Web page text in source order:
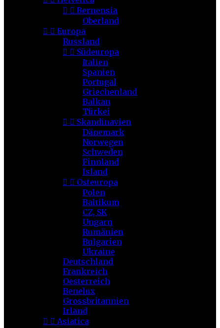
  Bernensia
Oberland
  Europa
Russland
  Südeuropa
Italien
Spanien
Portugal
Griechenland
Balkan
Türkei
  Skandinavien
Dänemark
Norwegen
Schweden
Finnland
Island
  Osteuropa
Polen
Baltikum
CZ, SK
Ungarn
Rumänien
Bulgarien
Ukraine
Deutschland
Frankreich
Oesterreich
Benelux
Grossbritannien
Irland
  Asiatica